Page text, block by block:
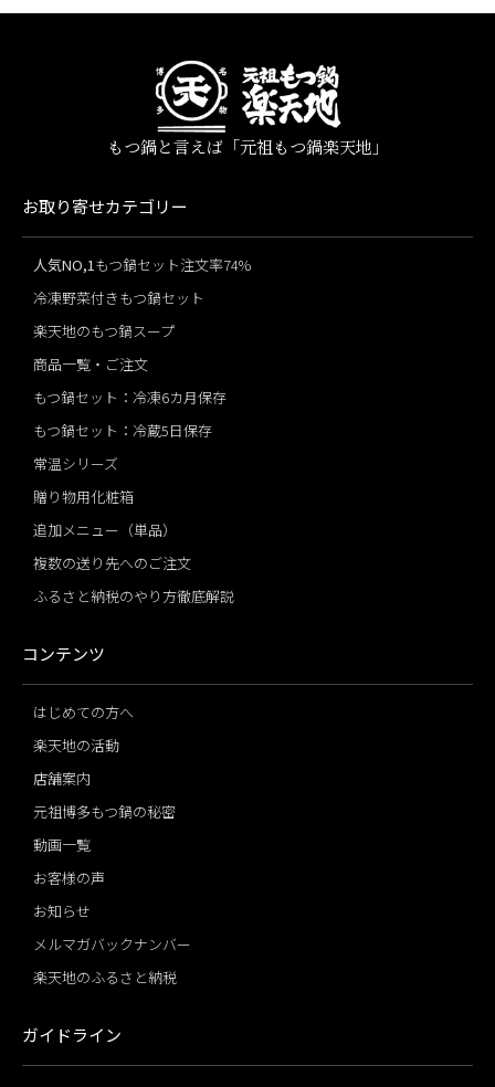
もつ鍋と言えば「元祖もつ鍋楽天地」
お取り寄せカテゴリー
人気NO,1もつ鍋セット注文率74%
冷凍野菜付きもつ鍋セット
楽天地のもつ鍋スープ
商品一覧・ご注文
もつ鍋セット：冷凍6カ月保存
もつ鍋セット：冷蔵5日保存
常温シリーズ
贈り物用化粧箱
追加メニュー（単品）
複数の送り先へのご注文
ふるさと納税のやり方徹底解説
コンテンツ
はじめての方へ
楽天地の活動
店舗案内
元祖博多もつ鍋の秘密
動画一覧
お客様の声
お知らせ
メルマガバックナンバー
楽天地のふるさと納税
ガイドライン